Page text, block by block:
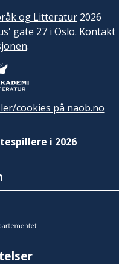
og Litteratur2026
gate 27 i Oslo. Kontakt
.
cookies på naob.no
i 2026